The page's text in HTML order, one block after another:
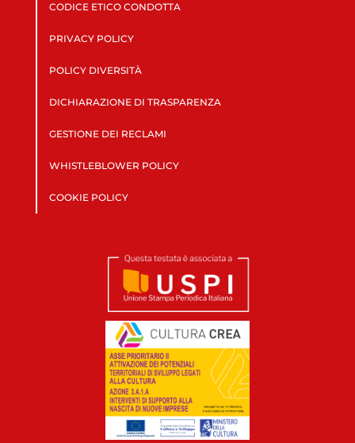
CODICE ETICO CONDOTTA
PRIVACY POLICY
POLICY DIVERSITÀ
DICHIARAZIONE DI TRASPARENZA
GESTIONE DEI RECLAMI
WHISTLEBLOWER POLICY
COOKIE POLICY